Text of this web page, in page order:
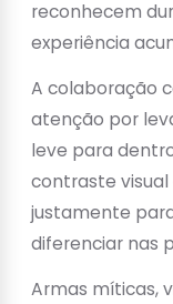
reconhecem
experiência
A colaboração
atenção por
leve para
contraste visual
justamente
diferenciar nas
Armas míticas,